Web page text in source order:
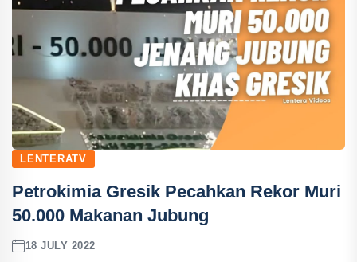
LENTERATV
Petrokimia Gresik Pecahkan Rekor Muri
50.000 Makanan Jubung
18 JULY 2022